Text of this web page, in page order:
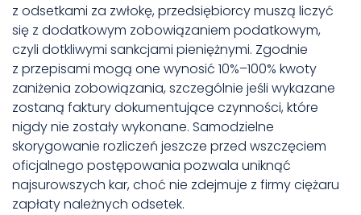
z odsetkami za zwłokę, przedsiębiorcy muszą liczyć
się z dodatkowym zobowiązaniem podatkowym,
czyli dotkliwymi sankcjami pieniężnymi. Zgodnie
z przepisami mogą one wynosić 10%–100% kwoty
zaniżenia zobowiązania, szczególnie jeśli wykazane
zostaną faktury dokumentujące czynności, które
nigdy nie zostały wykonane. Samodzielne
skorygowanie rozliczeń jeszcze przed wszczęciem
oficjalnego postępowania pozwala uniknąć
najsurowszych kar, choć nie zdejmuje z firmy ciężaru
zapłaty należnych odsetek.